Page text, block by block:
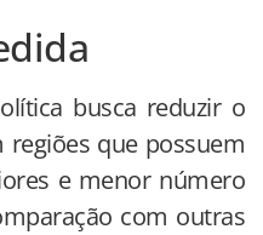
busca reduzir o
que possuem
e menor número
com outras